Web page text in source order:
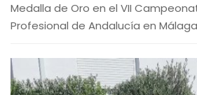
Medalla de Oro en el VII
Profesional de Andalucía en Málaga